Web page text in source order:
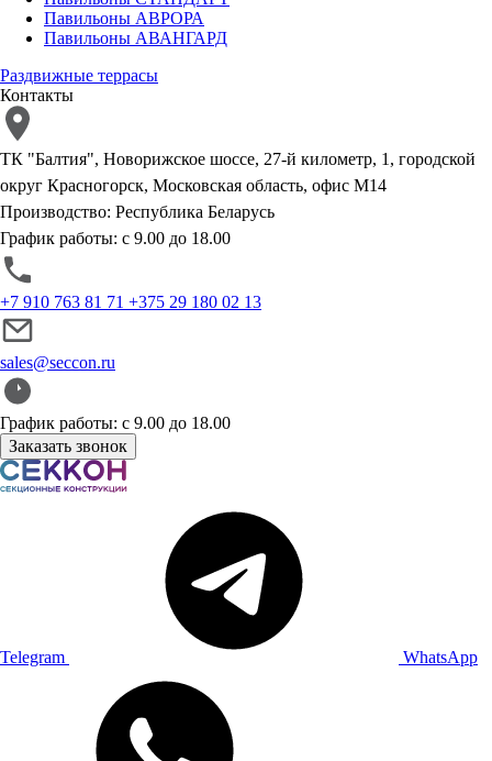
Павильоны АВРОРА
Павильоны АВАНГАРД
Раздвижные террасы
Контакты
ТК "Балтия", Новорижское шоссе, 27-й километр, 1, городской
округ Красногорск, Московская область, офис М14
Производство: Республика Беларусь
График работы: с 9.00 до 18.00
+7 910 763 81 71 +375 29 180 02 13
sales@seccon.ru
График работы: с 9.00 до 18.00
Заказать звонок
Telegram WhatsApp